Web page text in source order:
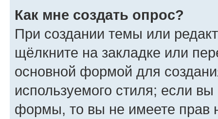
Как мне создать опрос?
При создании темы или
щёлкните на закладке или
основной формой для
используемого стиля; если
формы, то вы не имеете прав